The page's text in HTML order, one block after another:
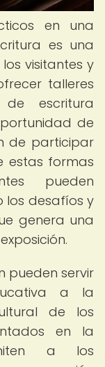
en una
es una
visitantes y
talleres
escritura
de
de participar
estas formas
pueden
los desafíos y
genera una
pueden servir
a la
de los
en la
a los